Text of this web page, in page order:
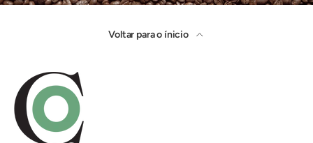
Voltar para o ínicio